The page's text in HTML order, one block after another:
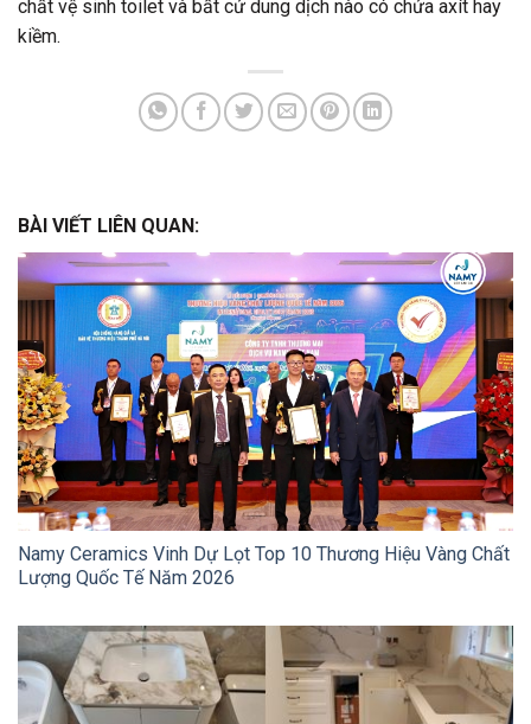
chất vệ sinh toilet và bất cứ dung dịch nào có chứa axít hay
kiềm.
BÀI VIẾT LIÊN QUAN:
Namy Ceramics Vinh Dự Lọt Top 10 Thương Hiệu Vàng Chất
Lượng Quốc Tế Năm 2026